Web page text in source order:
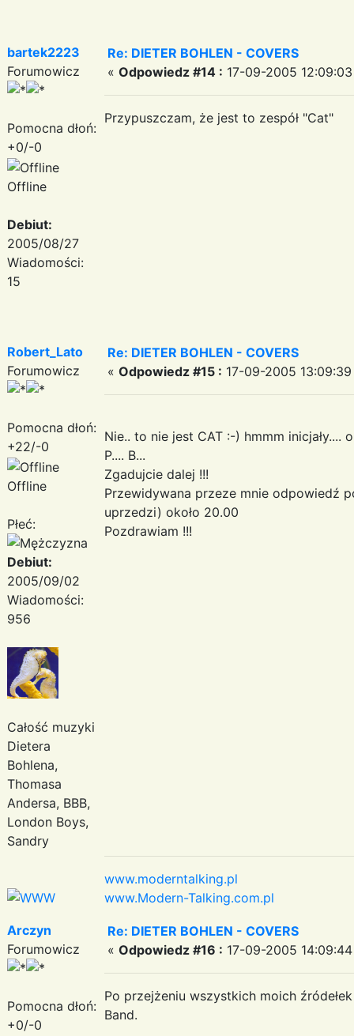
bartek2223
Forumowicz
Pomocna dłoń:
+0/-0
Offline
Debiut:
2005/08/27
Wiadomości:
15
Re: DIETER BOHLEN - COVERS
« Odpowiedz #14 : 17-09-2005
Przypuszczam, że jest to zespół "Cat"
Robert_Lato
Forumowicz
Pomocna dłoń:
+22/-0
Offline
Płeć:
Debiut:
2005/09/02
Wiadomości:
956
Całość muzyki
Dietera
Bohlena,
Thomasa
Andersa, BBB,
London Boys,
Sandry
Re: DIETER BOHLEN - COVERS
« Odpowiedz #15 : 17-09-2005
Nie.. to nie jest CAT :-) hmmm inicjały....
P.... B...
Zgadujcie dalej !!!
Przewidywana przeze mnie odpowiedź
uprzedzi) około 20.00
Pozdrawiam !!!
www.moderntalking.pl
www.Modern-Talking.com.pl
Arczyn
Forumowicz
Pomocna dłoń:
+0/-0
Re: DIETER BOHLEN - COVERS
« Odpowiedz #16 : 17-09-2005
Po przejżeniu wszystkich moich
Band.